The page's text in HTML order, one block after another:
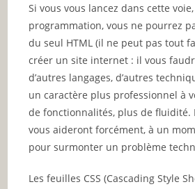
Si vous vous lancez dans cette
programmation, vous ne pourrez
du seul HTML (il ne peut pas tout
créer un site internet : il vous
d’autres langages, d’autres
un caractère plus professionnel à
de fonctionnalités, plus de fluidité.
vous aideront forcément, à un
pour surmonter un problème
Les feuilles CSS (Cascading Style